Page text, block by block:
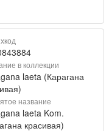
в коллекции
laeta (Карагана
название
laeta Kom.
красивая)